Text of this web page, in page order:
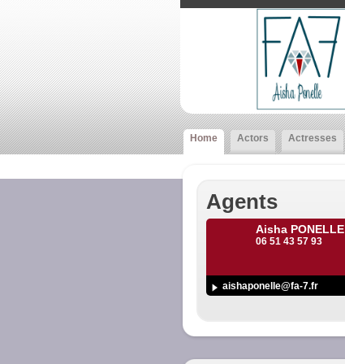
Home Actors Actresses
Agents
Aisha PONELLE
06 51 43 57 93
aishaponelle@fa-7.fr